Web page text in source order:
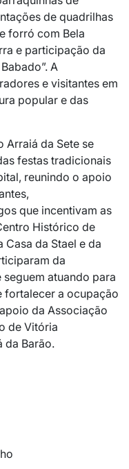
de quadrilhas
forró com Bela
e participação da
A
e visitantes em
popular e das
Arraiá da Sete se
festas tradicionais
reunindo o apoio
que incentivam as
Histórico de
da Stael e da
da
atuando para
fortalecer a ocupação
da Associação
de Vitória
da Barão.